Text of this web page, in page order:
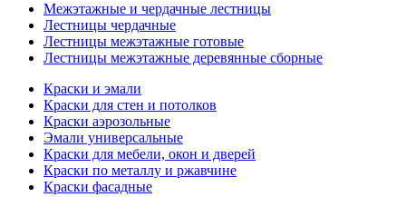
Межэтажные и чердачные лестницы
Лестницы чердачные
Лестницы межэтажные готовые
Лестницы межэтажные деревянные сборные
Краски и эмали
Краски для стен и потолков
Краски аэрозольные
Эмали универсальные
Краски для мебели, окон и дверей
Краски по металлу и ржавчине
Краски фасадные